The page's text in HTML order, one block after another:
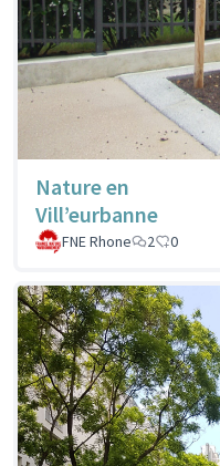
Nature en
Vill’eurbanne
FNE Rhone
2 0